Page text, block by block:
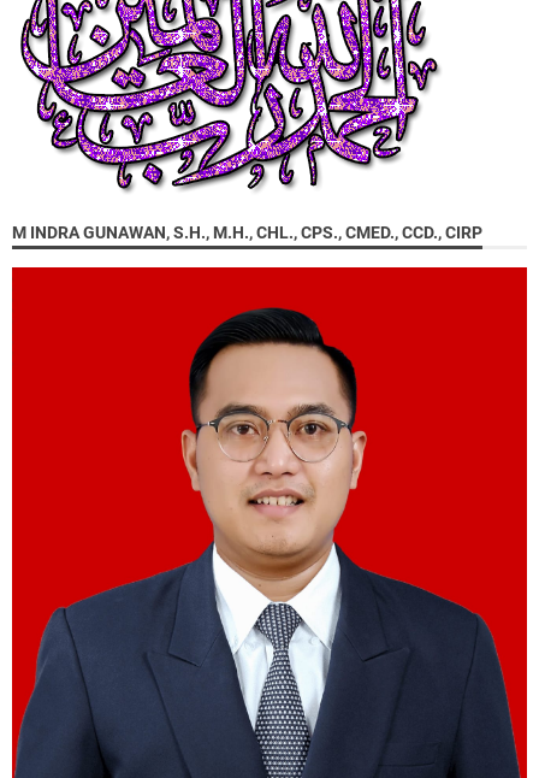
M INDRA GUNAWAN, S.H., M.H., CHL., CPS., CMED., CCD., CIRP